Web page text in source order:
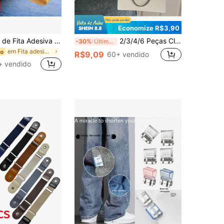
2 Rolos/1 Rolo de Fita Adesiva Forte para Tecido, Fita Multifuncional Sem Corte para Alteração de Bainha Sem Danos, Adequada para Tecido e Roupas, Remendo Autoadesivo Sem Costura, Dupla Face
em Fita adesiva para fixação
vendido
Economize R$3,90
-30% Último dia 2/3/4/6 Peças Clipes Magnéticos para Roupas, Fivela Magnética Forte de Corrente de Metal Multiuso, Adequado para Fixar Lenços, Pernas de Calça Longas, Punhos de Camisa (Estilo Flor)
R$9,09 60+ vendido